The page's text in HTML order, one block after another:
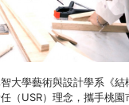
大學藝術與設計學系《結
（USR）理念，攜手桃園